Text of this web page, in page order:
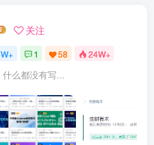
历年真题(2018~2023)
查看【付费专区】【网赚
加入shaocun资源站吧！
关注
1 58 24W+
么都没有写...